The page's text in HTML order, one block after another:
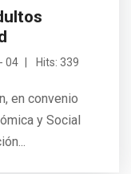
04 Hits: 339
en convenio
y Social